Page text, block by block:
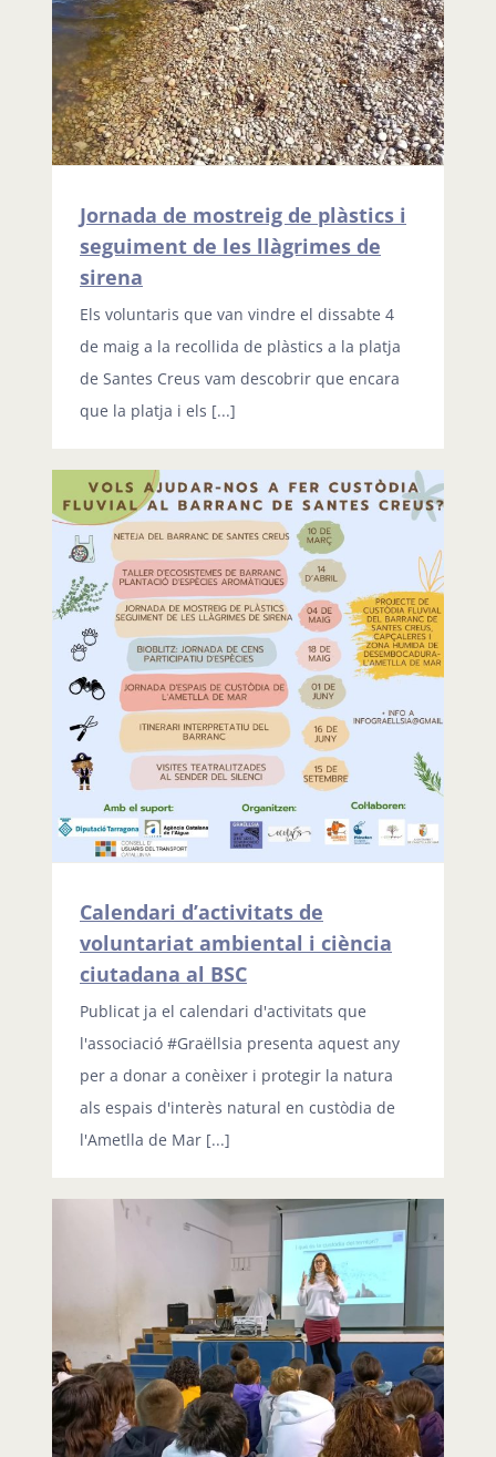
Jornada de mostreig de plàstics i
seguiment de les llàgrimes de
sirena
Els voluntaris que van vindre el dissabte 4
de maig a la recollida de plàstics a la platja
de Santes Creus vam descobrir que encara
que la platja i els [...]
Calendari d’activitats de
voluntariat ambiental i ciència
ciutadana al BSC
Publicat ja el calendari d'activitats que
l'associació #Graëllsia presenta aquest any
per a donar a conèixer i protegir la natura
als espais d'interès natural en custòdia de
l'Ametlla de Mar [...]